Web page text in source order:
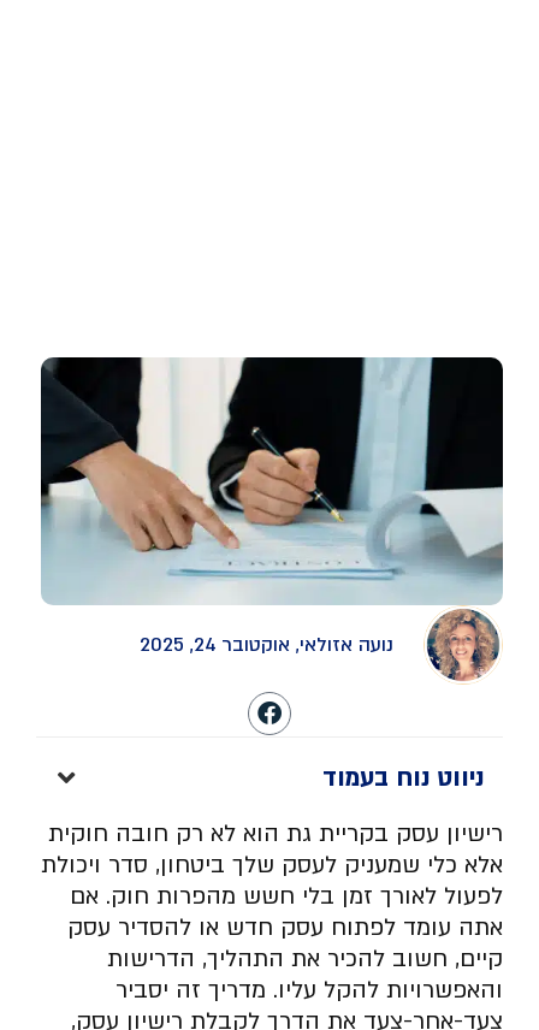
נועה אזולאי, אוקטובר 24, 2025
ניווט נוח בעמוד
רישיון עסק בקריית גת הוא לא רק חובה חוקית
אלא כלי שמעניק לעסק שלך ביטחון, סדר ויכולת
לפעול לאורך זמן בלי חשש מהפרות חוק. אם
אתה עומד לפתוח עסק חדש או להסדיר עסק
קיים, חשוב להכיר את התהליך, הדרישות
והאפשרויות להקל עליו. מדריך זה יסביר
צעד-אחר-צעד את הדרך לקבלת רישיון עסק,